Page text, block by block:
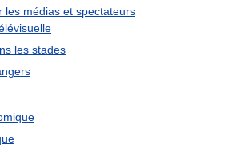
les médias et spectateurs
les stades